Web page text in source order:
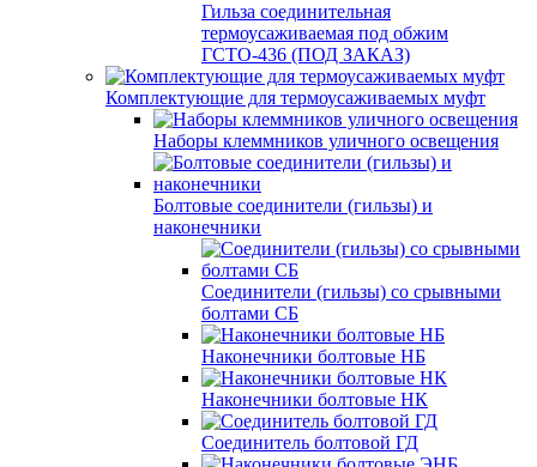
Гильза соединительная
термоусаживаемая под обжим
ГСТО-436 (ПОД ЗАКАЗ)
Комплектующие для термоусаживаемых муфт
Наборы клеммников уличного освещения
Болтовые соединители (гильзы) и
наконечники
Соединители (гильзы) со срывными
болтами СБ
Наконечники болтовые НБ
Наконечники болтовые НК
Соединитель болтовой ГД